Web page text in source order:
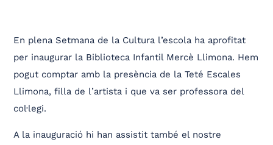
En plena Setmana de la Cultura l’escola ha aprofitat
per inaugurar la Biblioteca Infantil Mercè Llimona. Hem
pogut comptar amb la presència de la Teté Escales
Llimona, filla de l’artista i que va ser professora del
col·legi.
A la inauguració hi han assistit també el nostre